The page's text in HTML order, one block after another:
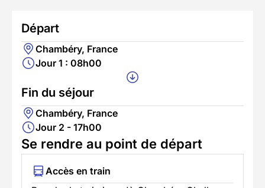
Départ
Chambéry, France
Jour 1 : 08h00
Fin du séjour
Chambéry, France
Jour 2 - 17h00
Se rendre au point de départ
Accès en train